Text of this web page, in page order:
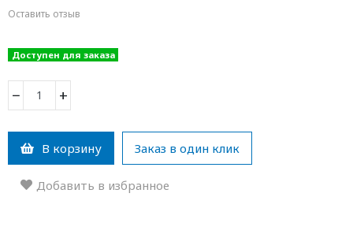
Оставить отзыв
Доступен для заказа
− +
В корзину Заказ в один клик
Добавить в избранное